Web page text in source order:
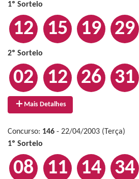
1º Sorteio
12 15 19 29
2º Sorteio
02 12 26 31
Mais Detalhes
Concurso: 146 - 22/04/2003 (Terça)
1º Sorteio
08 11 14 34